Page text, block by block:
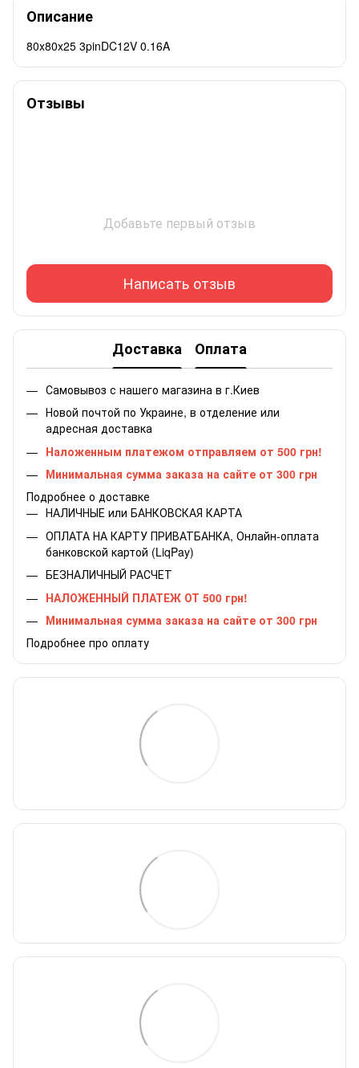
Описание
80x80x25 3pinDC12V 0.16A
Отзывы
Добавьте первый отзыв
Написать отзыв
Доставка Оплата
Самовывоз с нашего магазина в г.Киев
Новой почтой по Украине, в отделение или
адресная доставка
Наложенным платежом отправляем от 500 грн!
Минимальная сумма заказа на сайте от 300 грн
Подробнее о доставке
НАЛИЧНЫЕ или БАНКОВСКАЯ КАРТА
ОПЛАТА НА КАРТУ ПРИВАТБАНКА, Онлайн-оплата
банковской картой (LiqPay)
БЕЗНАЛИЧНЫЙ РАСЧЕТ
НАЛОЖЕННЫЙ ПЛАТЕЖ ОТ 500 грн!
Минимальная сумма заказа на сайте от 300 грн
Подробнее про оплату